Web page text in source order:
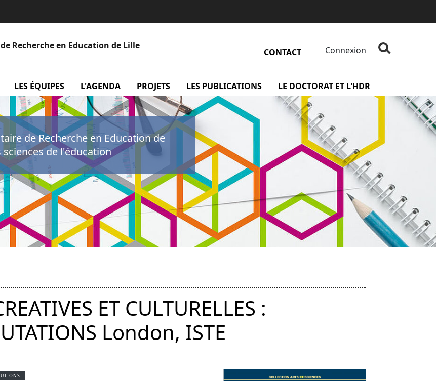
Recherche en Education de Lille
CONTACT Connexion Rechercher
Fermer la
menu Les membres
LES ÉQUIPES menu Les équipes
L'AGENDA menu L'agenda
PROJETS menu Projets
LES PUBLICATIONS menu Les publications
LE DOCTORAT ET L'HDR
de Recherche en Education de
de l'éducation
ET CULTURELLES :
London, ISTE